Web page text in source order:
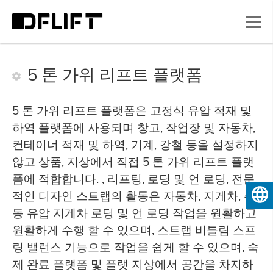
5 톤 가위 리프트 플랫폼
5 톤 가위 리프트 플랫폼은 고정식 유압 적재 및
하역 플랫폼에 사용되며 창고, 작업장 및 자동차,
컨테이너 적재 및 하역, 기계, 강철 등을 설정하지
않고 상품, 지상에서 직접 5 톤 가위 리프트 플랫
폼에 적합합니다. , 리프팅, 로딩 및 언 로딩, 전문
적인 디자인 스트랩의 활동은 자동차, 지게차, 수
동 유압 지게차 로딩 및 언 로딩 작업을 원활하고
원활하게 수행 할 수 있으며, 스트랩 비틀림 스프
링 밸런스 기능으로 작업을 쉽게 할 수 있으며, 숙
제 완료 플랫폼 및 플랫 지상에서 공간을 차지하
한국어